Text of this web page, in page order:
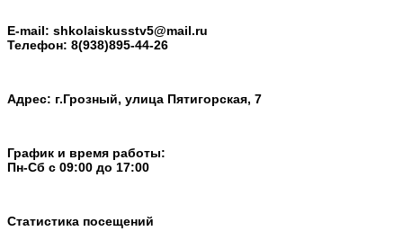
E-mail: shkolaiskusstv5@mail.ru
Телефон: 8(938)895-44-26
Адрес: г.Грозный, улица Пятигорская, 7
График и время работы:
Пн-Cб с 09:00 до 17:00
Статистика посещений